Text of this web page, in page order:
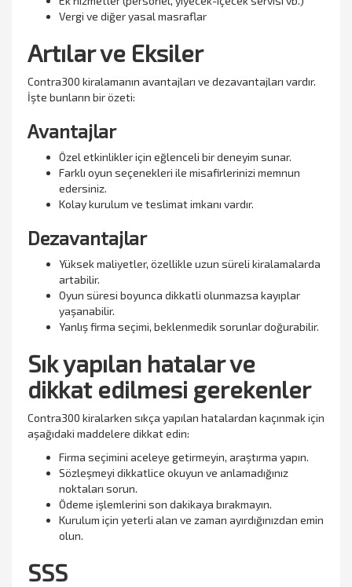
Vergi ve diğer yasal masraflar
Artılar ve Eksiler
Contra300 kiralamanın avantajları ve dezavantajları vardır.
İşte bunların bir özeti:
Avantajlar
Özel etkinlikler için eğlenceli bir deneyim sunar.
Farklı oyun seçenekleri ile misafirlerinizi memnun
edersiniz.
Kolay kurulum ve teslimat imkanı vardır.
Dezavantajlar
Yüksek maliyetler, özellikle uzun süreli kiralamalarda
artabilir.
Oyun süresi boyunca dikkatli olunmazsa kayıplar
yaşanabilir.
Yanlış firma seçimi, beklenmedik sorunlar doğurabilir.
Sık yapılan hatalar ve
dikkat edilmesi gerekenler
Contra300 kiralarken sıkça yapılan hatalardan kaçınmak için
aşağıdaki maddelere dikkat edin:
Firma seçimini aceleye getirmeyin, araştırma yapın.
Sözleşmeyi dikkatlice okuyun ve anlamadığınız
noktaları sorun.
Ödeme işlemlerini son dakikaya bırakmayın.
Kurulum için yeterli alan ve zaman ayırdığınızdan emin
olun.
SSS